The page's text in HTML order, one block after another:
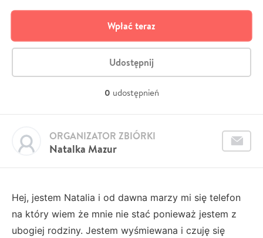
Wpłać teraz
Udostępnij
0 udostępnień
Natalka Mazur
ORGANIZATOR ZBIÓRKI
Hej, jestem Natalia i od dawna marzy mi się telefon
na który wiem że mnie nie stać ponieważ jestem z
ubogiej rodziny. Jestem wyśmiewana i czuję się